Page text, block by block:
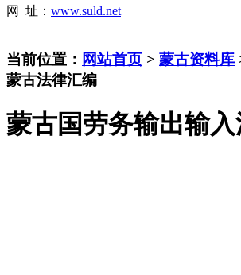
网 址： www.suld.net
当前位置： 网站首页 > 蒙古资料库
蒙古法律汇编
蒙古国劳务输出输入